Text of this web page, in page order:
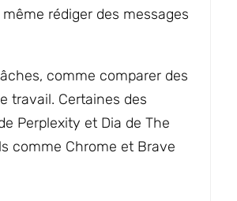
rédiger des messages
comme comparer des
travail. Certaines des
Perplexity et Dia de The
comme Chrome et Brave